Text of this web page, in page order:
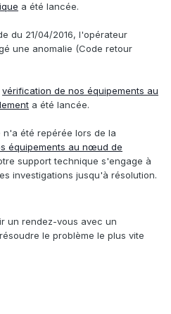
a été lancée.
du 21/04/2016, l'opérateur
une anomalie (Code retour
vérification de nos équipements au
a été lancée.
n'a été repérée lors de la
équipements au nœud de
support technique s'engage à
investigations jusqu'à résolution.
un rendez-vous avec un
le problème le plus vite